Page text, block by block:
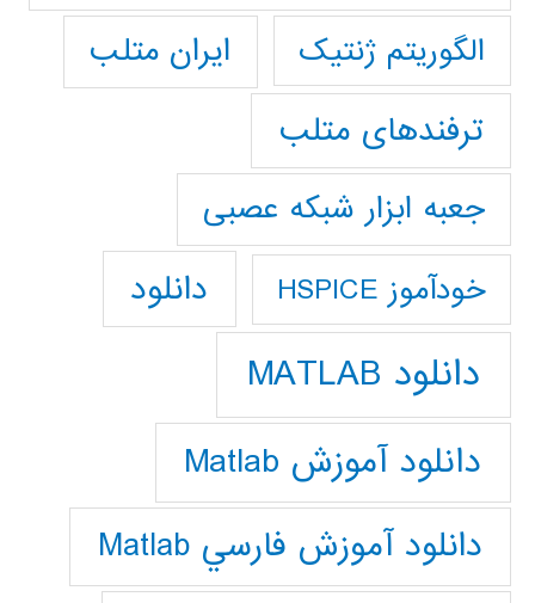
الگوریتم ژنتیک
ایران متلب
ترفندهای متلب
جعبه ابزار شبکه عصبی
خودآموز HSPICE دانلود
دانلود MATLAB
دانلود آموزش Matlab
دانلود آموزش فارسي Matlab